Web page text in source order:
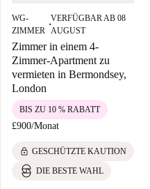
WG-
ZIMMER
■
VERFÜGBAR AB 08
AUGUST
Zimmer in einem 4-
Zimmer-Apartment zu
vermieten in Bermondsey,
London
£900/Monat
BIS ZU 10 % RABATT
lock GESCHÜTZTE KAUTION
DIE BESTE WAHL